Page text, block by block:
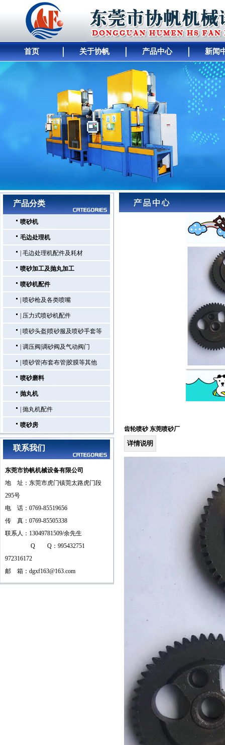
首页 关于协帆 产品中心 新闻
网站首页｜公司简介｜产品展示｜
产品分类
喷砂机
毛边处理机
毛边处理机配件及耗材
喷砂加工及抛丸加工
喷砂机配件
喷砂枪及各类喷嘴
压力式喷砂机配件
喷砂头盔|喷砂服及喷砂手套等
调压阀|调砂阀及气动阀门
喷砂管|布套布管|胶膜等其他
喷砂磨料
抛丸机
抛丸机配件
喷砂房
联系我们
东莞市协帆机械设备有限公司
地 址：东莞市虎门镇莞太路虎门段
295号
电 话：0769-85519656
传 真：0769-85505338
联系人：13049781509/余先生
Q Q：995432751
972316172
邮 箱： dgxf163@163.com
齿轮喷砂 东莞喷砂厂
详情说明